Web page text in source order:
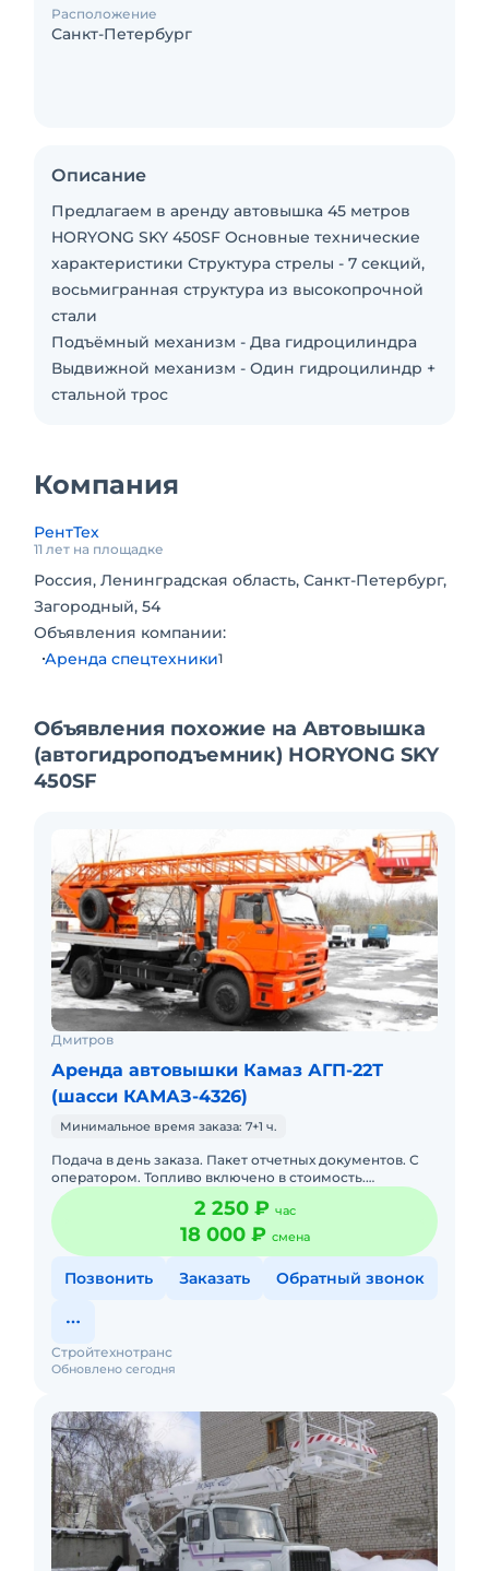
Расположение
Санкт-Петербург
Описание
Предлагаем в аренду автовышка 45 метров
HORYONG SKY 450SF Основные технические
характеристики Структура стрелы - 7 секций,
восьмигранная структура из высокопрочной
стали
Подъёмный механизм - Два гидроцилиндра
Выдвижной механизм - Один гидроцилиндр +
стальной трос
Компания
РентТех
11 лет на площадке
Россия, Ленинградская область, Санкт-Петербург,
Загородный, 54
Объявления компании:
Аренда спецтехники1
Объявления похожие на Автовышка
(автогидроподъемник) HORYONG SKY
450SF
Дмитров
Аренда автовышки Камаз АГП-22Т
(шасси КАМАЗ-4326)
Минимальное время заказа: 7+1 ч.
Подача в день заказа. Пакет отчетных документов. С
оператором. Топливо включено в стоимость.
Долгосрочная аренда. Краткосрочная аренда. Техника
с малой наработк
2 250 ₽ час
18 000 ₽ смена
Позвонить Заказать Обратный звонок
Обновлено сегодня
Стройтехнотранс